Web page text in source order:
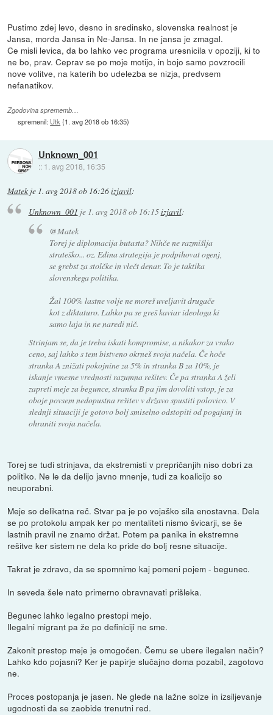
Pustimo zdej levo, desno in sredinsko, slovenska realnost je
Jansa, morda Jansa in Ne-Jansa. In ne jansa je zmagal.
Ce misli levica, da bo lahko vec programa uresnicila v opoziji, ki to
ne bo, prav. Ceprav se po moje motijo, in bojo samo povzrocili
nove volitve, na katerih bo udelezba se nizja, predvsem
nefanatikov.
Zgodovina sprememb…
spremenil: Utk(1. avg 2018 ob 16:35)
Unknown_001
:: 1. avg 2018, 16:35
Matek je 1. avg 2018 ob 16:26izjavil:
Unknown_001 je 1. avg 2018 ob 16:15izjavil:
@Matek
Torej je diplomacija butasta? Nihče ne razmišlja
strateško... oz. Edina strategija je podpihovat ogenj,
se grebst za stolčke in vlečt denar. To je taktika
slovenskega politika.
Žal 100% lastne volje ne moreš uveljavit drugače
kot z diktaturo. Lahko pa se greš kaviar ideologa ki
samo laja in ne naredi nič.
Strinjam se, da je treba iskati kompromise, a nikakor za vsako
ceno, saj lahko s tem bistveno okrneš svoja načela. Če hoče
stranka A znižati pokojnine za 5% in stranka B za 10%, je
iskanje vmesne vrednosti razumna rešitev. Če pa stranka A želi
zapreti meje za begunce, stranka B pa jim dovoliti vstop, je za
oboje povsem nedopustna rešitev v državo spustiti polovico. V
slednji situaciji je gotovo bolj smiselno odstopiti od pogajanj in
ohraniti svoja načela.
Torej se tudi strinjava, da ekstremisti v prepričanjih niso dobri za
politiko. Ne le da delijo javno mnenje, tudi za koalicijo so
neuporabni.
Meje so delikatna reč. Stvar pa je po vojaško sila enostavna. Dela
se po protokolu ampak ker po mentaliteti nismo švicarji, se še
lastnih pravil ne znamo držat. Potem pa panika in ekstremne
rešitve ker sistem ne dela ko pride do bolj resne situacije.
Takrat je zdravo, da se spomnimo kaj pomeni pojem - begunec.
In seveda šele nato primerno obravnavati prišleka.
Begunec lahko legalno prestopi mejo.
Ilegalni migrant pa že po definiciji ne sme.
Zakonit prestop meje je omogočen. Čemu se ubere ilegalen način?
Lahko kdo pojasni? Ker je papirje slučajno doma pozabil, zagotovo
ne.
Proces postopanja je jasen. Ne glede na lažne solze in izsiljevanje
ugodnosti da se zaobide trenutni red.